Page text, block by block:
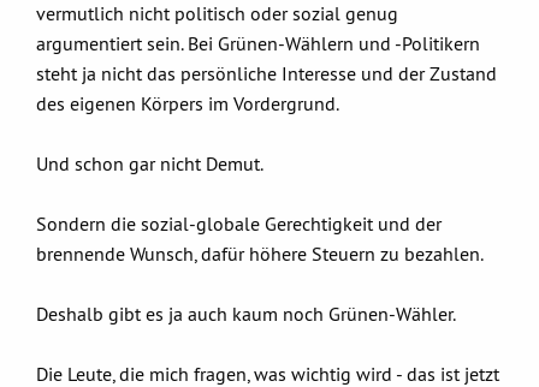
vermutlich nicht politisch oder sozial genug
argumentiert sein. Bei Grünen-Wählern und -Politikern
steht ja nicht das persönliche Interesse und der Zustand
des eigenen Körpers im Vordergrund.
Und schon gar nicht Demut.
Sondern die sozial-globale Gerechtigkeit und der
brennende Wunsch, dafür höhere Steuern zu bezahlen.
Deshalb gibt es ja auch kaum noch Grünen-Wähler.
Die Leute, die mich fragen, was wichtig wird - das ist jetzt